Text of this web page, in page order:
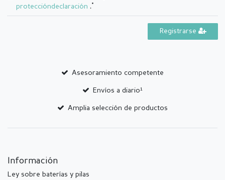
protección­declaración .*
Registrarse
Asesoramiento competente
Envíos a diario¹
Amplia selección de productos
Información
Ley sobre baterías y pilas